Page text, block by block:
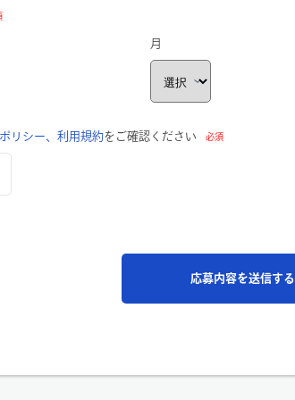
月
リシー、利用規約をご確認ください 必須
応募内容を送信する